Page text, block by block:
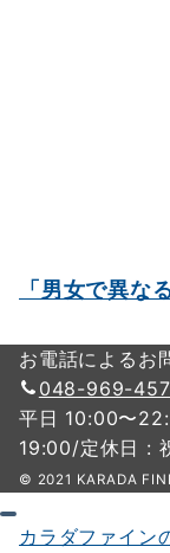
「男女で異な
お電話によるお
048-969-
平日 10:00〜
19:00/定休日 :
© 2021 KARADA
カラダファイン